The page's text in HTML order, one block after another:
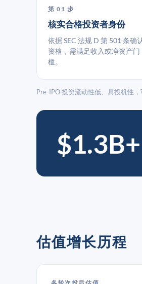
第 01 步
核实合格投资者身份
依据 SEC 法规 D 第 501 条确
资格，需满足收入或净资产门
槛。
Pre-IPO 投资流动性低、具投机性，
$1.3B+
估值增长历程